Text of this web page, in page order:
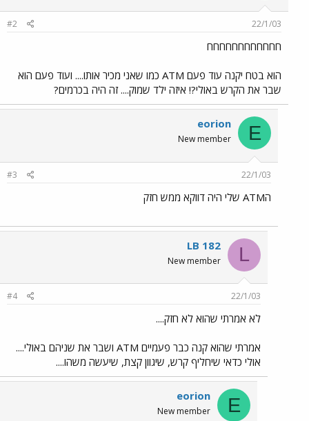
22/1/03
#2
חחחחחחחחחחחח
הוא בטח יקנה עוד פעם ATM כמו שאני מכיר אותו.... ועוד פעם הוא
שבר את הקרש באולי?! איזה ילד שמוק.... זה היה בכרמים?
E
eorion
New member
22/1/03
#3
הATM שלי היה דווקא ממש חזק
L
LB 182
New member
22/1/03
#4
לא אמרתי שהוא לא חזק....
אמרתי שהוא קנה כבר פעמיים ATM ושבר את שניהם באולי....
אולי כדאי שיחליף קרש, שיגוון קצת, שיעשה משהו....
E
eorion
New member